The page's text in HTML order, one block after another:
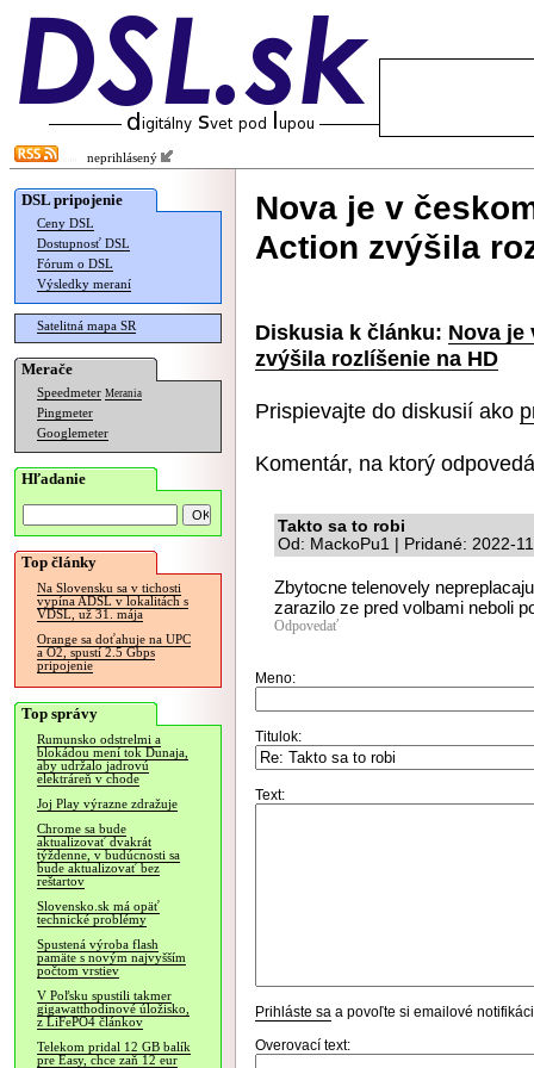
neprihlásený
DSL pripojenie
Ceny DSL
Dostupnosť DSL
Fórum o DSL
Výsledky meraní
Satelitná mapa SR
Merače
Speedmeter Merania
Pingmeter
Googlemeter
Hľadanie
Top články
Na Slovensku sa v tichosti
vypína ADSL v lokalitách s
VDSL, už 31. mája
Orange sa doťahuje na UPC
a O2, spustí 2.5 Gbps
pripojenie
Top správy
Rumunsko odstrelmi a
blokádou mení tok Dunaja,
aby udržalo jadrovú
elektráreň v chode
Joj Play výrazne zdražuje
Chrome sa bude
aktualizovať dvakrát
týždenne, v budúcnosti sa
bude aktualizovať bez
reštartov
Slovensko.sk má opäť
technické problémy
Spustená výroba flash
pamäte s novým najvyšším
počtom vrstiev
V Poľsku spustili takmer
gigawatthodinové úložisko,
z LiFePO4 článkov
Telekom pridal 12 GB balík
pre Easy, chce zaň 12 eur
Nova je v
Action zvýšila
Diskusia k článku: Nova je
zvýšila rozlíšenie na HD
Prispievajte do diskusií ako
Komentár, na ktorý
Takto sa to robi
Od: MackoPu1 | Pridané: 2022-
Zbytocne telenovely
zarazilo ze pred volbami neboli
Odpovedať
Meno:
Titulok:
Text:
Prihláste sa a povoľte si emailové
Overovací text: